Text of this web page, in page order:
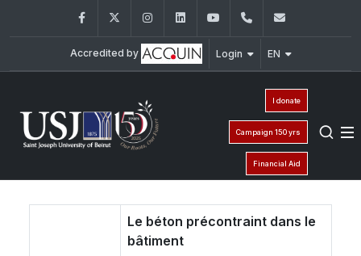
FacebookTwitter InstagramLinkedInYouTube+961 (1) 421 317
Accredited by Login EN
I donate
Campaign 150 yrs
Financial Aid
Le béton précontraint dans le
bâtiment